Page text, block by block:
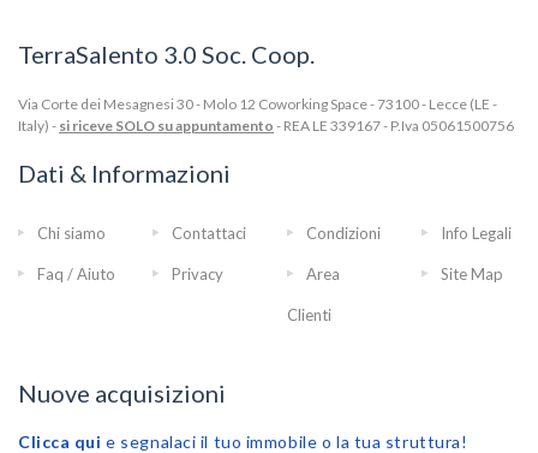
TerraSalento 3.0 Soc. Coop.
Via Corte dei Mesagnesi 30 - Molo 12 Coworking Space - 73100 - Lecce (LE -
Italy) - si riceve SOLO su appuntamento - REA LE 339167 - P.Iva 05061500756
Dati & Informazioni
Chi siamo Contattaci Condizioni Info Legali
Faq / Aiuto Privacy Area
Clienti
Site Map
Nuove acquisizioni
Clicca qui e segnalaci il tuo immobile o la tua struttura!